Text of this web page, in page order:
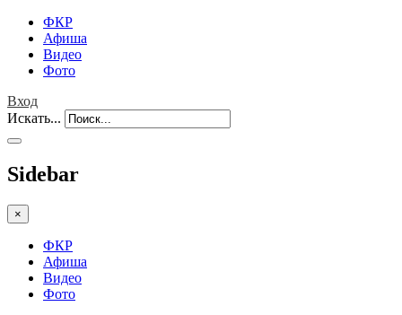
ФКР
Афиша
Видео
Фото
Вход
Искать...
Sidebar
×
ФКР
Афиша
Видео
Фото